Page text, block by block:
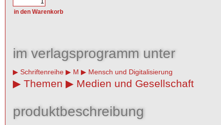
im verlagsprogramm unter
Schriftenreihe M Mensch und Digitalisierung
Themen Medien und Gesellschaft
produktbeschreibung